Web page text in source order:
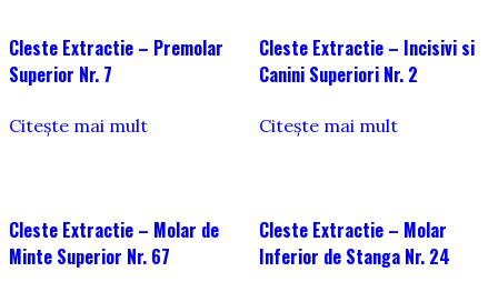
Cleste Extractie – Premolar
Superior Nr. 7
Citește mai mult
Cleste Extractie – Incisivi si
Canini Superiori Nr. 2
Citește mai mult
Cleste Extractie – Molar de
Minte Superior Nr. 67
Cleste Extractie – Molar
Inferior de Stanga Nr. 24